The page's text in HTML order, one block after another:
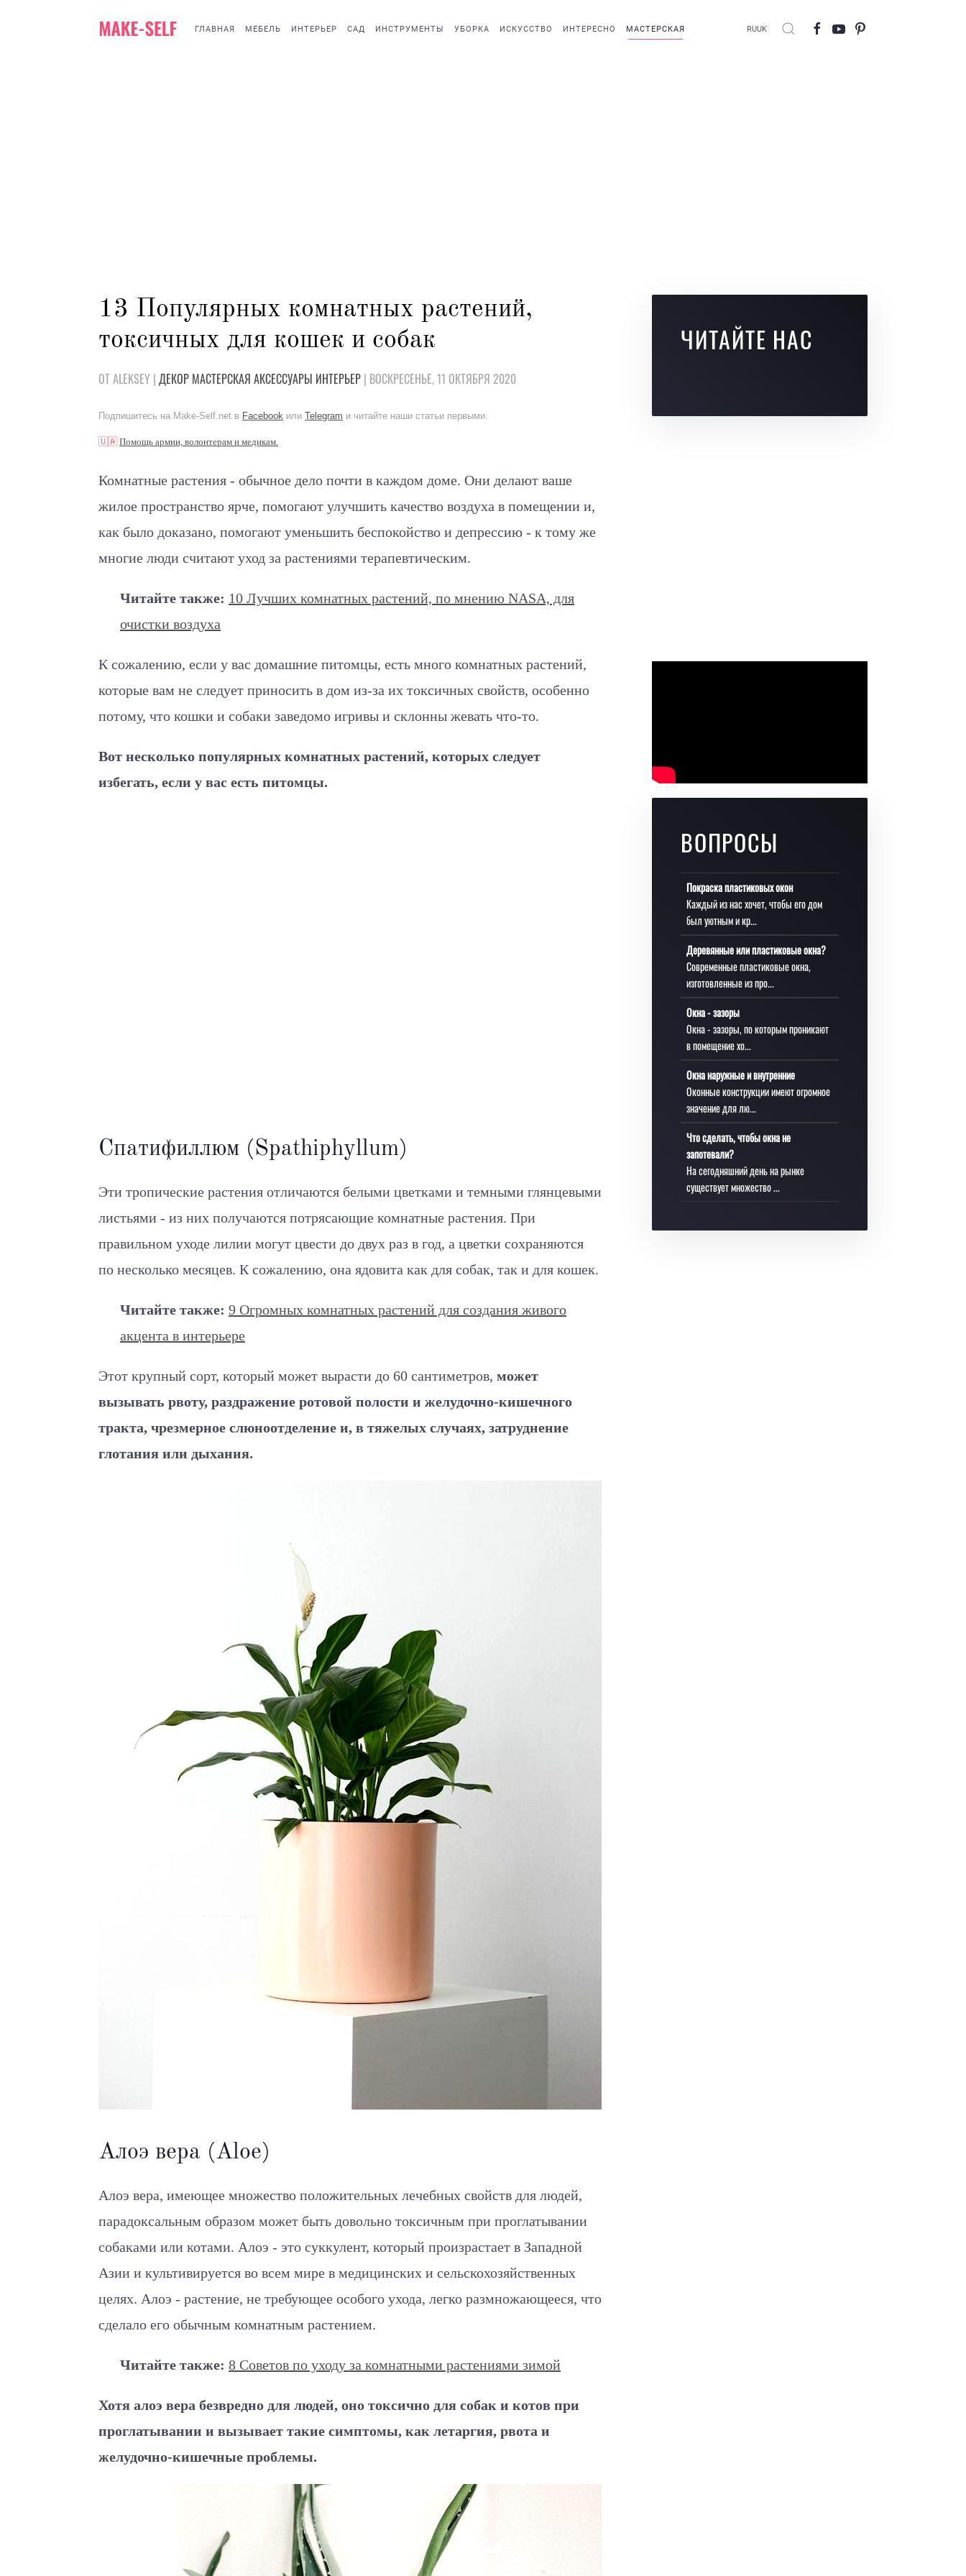
ГЛАВНАЯ МЕБЕЛЬ ИНТЕРЬЕР САД ИНСТРУМЕНТЫ УБОРКА ИСКУССТВО ИНТЕРЕСНО МАСТЕРСКАЯ RUUK
13 Популярных комнатных растений,
токсичных для кошек и собак
ОТ ALEKSEY | ДЕКОР МАСТЕРСКАЯ АКСЕССУАРЫ ИНТЕРЬЕР | ВОСКРЕСЕНЬЕ, 11 ОКТЯБРЯ 2020
Подпишитесь на Make-Self.net в Facebook или Telegram и читайте наши статьи первыми.
🇺🇦Помощь армии, волонтерам и медикам.
Комнатные растения - обычное дело почти в каждом доме. Они делают ваше
жилое пространство ярче, помогают улучшить качество воздуха в помещении и,
как было доказано, помогают уменьшить беспокойство и депрессию - к тому же
многие люди считают уход за растениями терапевтическим.
Читайте также: 10 Лучших комнатных растений, по мнению NASA, для
очистки воздуха
К сожалению, если у вас домашние питомцы, есть много комнатных растений,
которые вам не следует приносить в дом из-за их токсичных свойств, особенно
потому, что кошки и собаки заведомо игривы и склонны жевать что-то.
Вот несколько популярных комнатных растений, которых следует
избегать, если у вас есть питомцы.
Спатифиллюм (Spathiphyllum)
Эти тропические растения отличаются белыми цветками и темными глянцевыми
листьями - из них получаются потрясающие комнатные растения. При
правильном уходе лилии могут цвести до двух раз в год, а цветки сохраняются
по несколько месяцев. К сожалению, она ядовита как для собак, так и для кошек.
Читайте также: 9 Огромных комнатных растений для создания живого
акцента в интерьере
Этот крупный сорт, который может вырасти до 60 сантиметров, может
вызывать рвоту, раздражение ротовой полости и желудочно-кишечного
тракта, чрезмерное слюноотделение и, в тяжелых случаях, затруднение
глотания или дыхания.
Алоэ вера (Aloe)
Алоэ вера, имеющее множество положительных лечебных свойств для людей,
парадоксальным образом может быть довольно токсичным при проглатывании
собаками или котами. Алоэ - это суккулент, который произрастает в Западной
Азии и культивируется во всем мире в медицинских и сельскохозяйственных
целях. Алоэ - растение, не требующее особого ухода, легко размножающееся, что
сделало его обычным комнатным растением.
Читайте также: 8 Советов по уходу за комнатными растениями зимой
Хотя алоэ вера безвредно для людей, оно токсично для собак и котов при
проглатывании и вызывает такие симптомы, как летаргия, рвота и
желудочно-кишечные проблемы.
ЧИТАЙТЕ НАС
ВОПРОСЫ
Покраска пластиковых окон
Каждый из нас хочет, чтобы его дом
был уютным и кр...
Деревянные или пластиковые окна?
Современные пластиковые окна,
изготовленные из про...
Окна - зазоры
Окна - зазоры, по которым проникают
в помещение хо...
Окна наружные и внутренние
Оконные конструкции имеют огромное
значение для лю...
Что сделать, чтобы окна не
запотевали?
На сегодняшний день на рынке
существует множество ...